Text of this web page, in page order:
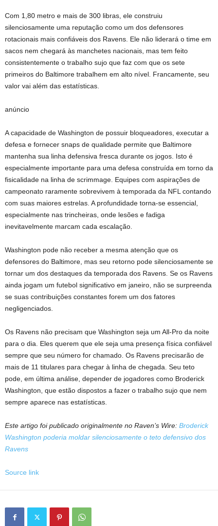
Com 1,80 metro e mais de 300 libras, ele construiu
silenciosamente uma reputação como um dos defensores
rotacionais mais confiáveis ​​dos Ravens. Ele não liderará o time em
sacos nem chegará às manchetes nacionais, mas tem feito
consistentemente o trabalho sujo que faz com que os sete
primeiros do Baltimore trabalhem em alto nível. Francamente, seu
valor vai além das estatísticas.
anúncio
A capacidade de Washington de possuir bloqueadores, executar a
defesa e fornecer snaps de qualidade permite que Baltimore
mantenha sua linha defensiva fresca durante os jogos. Isto é
especialmente importante para uma defesa construída em torno da
fisicalidade na linha de scrimmage. Equipes com aspirações de
campeonato raramente sobrevivem à temporada da NFL contando
com suas maiores estrelas. A profundidade torna-se essencial,
especialmente nas trincheiras, onde lesões e fadiga
inevitavelmente marcam cada escalação.
Washington pode não receber a mesma atenção que os
defensores do Baltimore, mas seu retorno pode silenciosamente se
tornar um dos destaques da temporada dos Ravens. Se os Ravens
ainda jogam um futebol significativo em janeiro, não se surpreenda
se suas contribuições constantes forem um dos fatores
negligenciados.
Os Ravens não precisam que Washington seja um All-Pro da noite
para o dia. Eles querem que ele seja uma presença física confiável
sempre que seu número for chamado. Os Ravens precisarão de
mais de 11 titulares para chegar à linha de chegada. Seu teto
pode, em última análise, depender de jogadores como Broderick
Washington, que estão dispostos a fazer o trabalho sujo que nem
sempre aparece nas estatísticas.
Este artigo foi publicado originalmente no Raven’s Wire: Broderick
Washington poderia moldar silenciosamente o teto defensivo dos
Ravens
Source link